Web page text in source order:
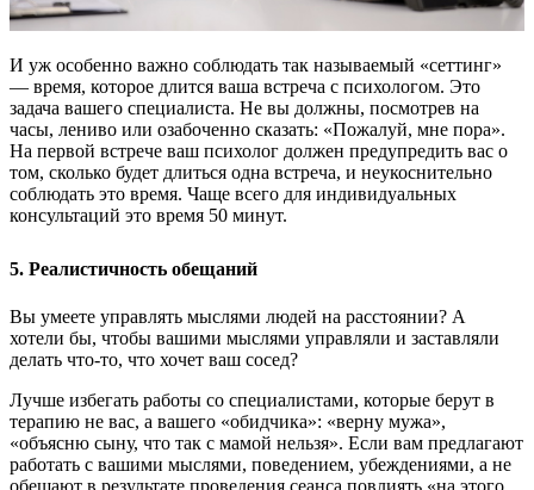
И уж особенно важно соблюдать так называемый «сеттинг»
— время, которое длится ваша встреча с психологом. Это
задача вашего специалиста. Не вы должны, посмотрев на
часы, лениво или озабоченно сказать: «Пожалуй, мне пора».
На первой встрече ваш психолог должен предупредить вас о
том, сколько будет длиться одна встреча, и неукоснительно
соблюдать это время. Чаще всего для индивидуальных
консультаций это время 50 минут.
5. Реалистичность обещаний
Вы умеете управлять мыслями людей на расстоянии? А
хотели бы, чтобы вашими мыслями управляли и заставляли
делать что-то, что хочет ваш сосед?
Лучше избегать работы со специалистами, которые берут в
терапию не вас, а вашего «обидчика»: «верну мужа»,
«объясню сыну, что так с мамой нельзя». Если вам предлагают
работать с вашими мыслями, поведением, убеждениями, а не
обещают в результате проведения сеанса повлиять «на этого